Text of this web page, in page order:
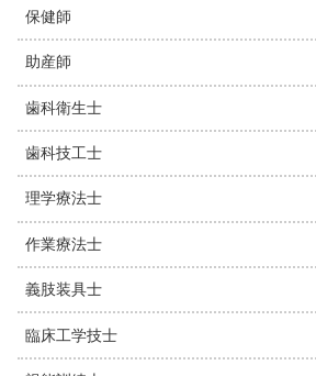
保健師
助産師
歯科衛生士
歯科技工士
理学療法士
作業療法士
義肢装具士
臨床工学技士